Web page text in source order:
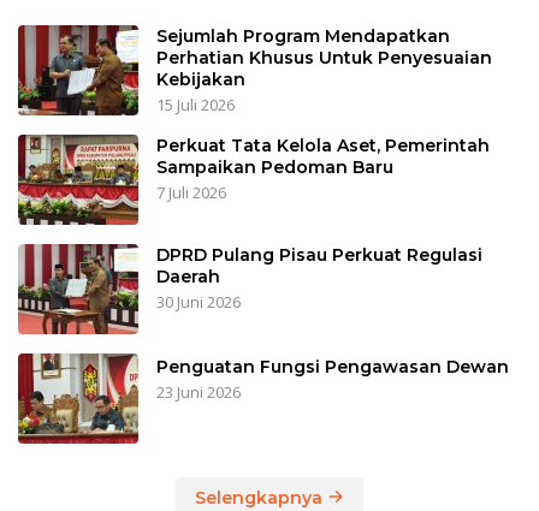
Sejumlah Program Mendapatkan
Perhatian Khusus Untuk Penyesuaian
Kebijakan
15 Juli 2026
Perkuat Tata Kelola Aset, Pemerintah
Sampaikan Pedoman Baru
7 Juli 2026
DPRD Pulang Pisau Perkuat Regulasi
Daerah
30 Juni 2026
Penguatan Fungsi Pengawasan Dewan
23 Juni 2026
Selengkapnya